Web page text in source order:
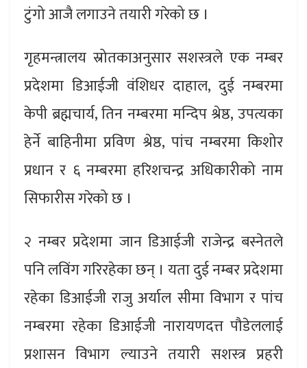
टुंगो आजै लगाउने तयारी गरेको छ ।
गृहमन्त्रालय स्रोतकाअनुसार सशस्त्रले एक नम्बर
प्रदेशमा डिआईजी वंशिधर दाहाल, दुई नम्बरमा
केपी ब्रह्मचार्य, तिन नम्बरमा मन्दिप श्रेष्ठ, उपत्यका
हेर्ने बाहिनीमा प्रविण श्रेष्ठ, पांच नम्बरमा किशोर
प्रधान र ६ नम्बरमा हरिशचन्द्र अधिकारीको नाम
सिफारीस गरेको छ ।
२ नम्बर प्रदेशमा जान डिआईजी राजेन्द्र बस्नेतले
पनि लविंग गरिरहेका छन् । यता दुई नम्बर प्रदेशमा
रहेका डिआईजी राजु अर्याल सीमा विभाग र पांच
नम्बरमा रहेका डिआईजी नारायणदत्त पौडेललाई
प्रशासन विभाग ल्याउने तयारी सशस्त्र प्रहरी